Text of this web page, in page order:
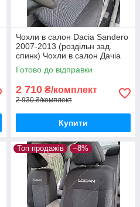
Чохли в салон Dacia Sandero
2007-2013 (роздільн зад.
спинк) Чохли в салон Дачіа
Сандеро до 2013 / авто
чохли Dacia Sandero
Готово до відправки
2 710 ₴/комплект
2 930 ₴/комплект
Купити
Топ продажів –8%